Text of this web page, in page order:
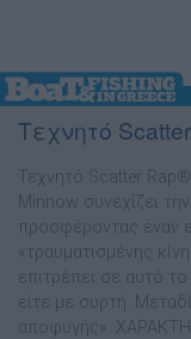
Τεχνητό
Τεχνητό Scatter
Minnow συνεχίζει
προσφέροντας έναν
«τραυµατισµένης
επιτρέπει σε αυτό
είτε µε συρτή.
αποφυγής».